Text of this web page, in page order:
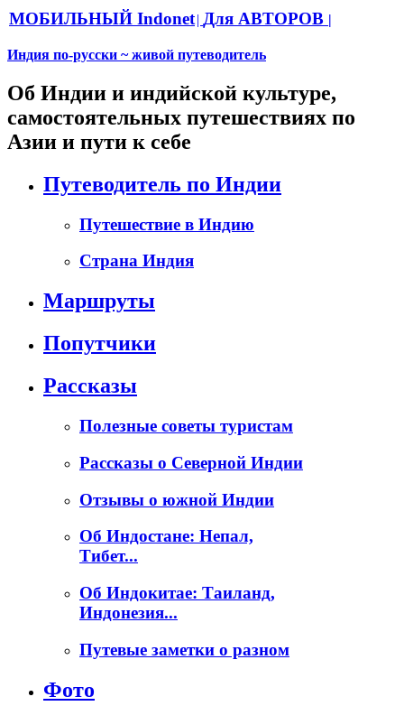
МОБИЛЬНЫЙ Indonet| Для АВТОРОВ |
Индия по-русски ~ живой путеводитель
Об Индии и индийской культуре,
самостоятельных путешествиях по
Азии и пути к себе
Путеводитель по Индии
Путешествие в Индию
Страна Индия
Маршруты
Попутчики
Рассказы
Полезные советы туристам
Рассказы о Северной Индии
Отзывы о южной Индии
Об Индостане: Непал,
Тибет...
Об Индокитае: Таиланд,
Индонезия...
Путевые заметки о разном
Фото